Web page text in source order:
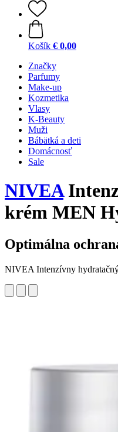
Košík € 0,00
Značky
Parfumy
Make-up
Kozmetika
Vlasy
K-Beauty
Muži
Bábätká a deti
Domácnosť
Sale
NIVEA
krém MEN
Optimálna
NIVEA Intenzívny